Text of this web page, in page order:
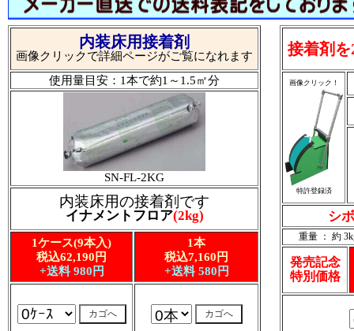
内装床用接着剤
画像クリックで詳細ページがご覧になれます
使用量目安：1本で約1～1.5㎡分
SN-FL-2KG
内装床用の接着剤です
イナメントフロア(2kg)
1ケース(9本入)
税込62,190円
+送料 980円
1本
税込7,160円
+送料 580円
接着剤
画像クリック！
特許登録済
シ
重量 ： 約
発売記念
特別価格